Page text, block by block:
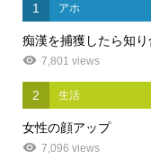
1 アホ
痴漢を捕獲したら知
7,801 views
2 生活
女性の顔アップ
7,096 views